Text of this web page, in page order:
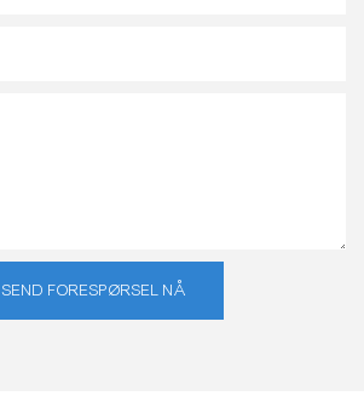
SEND FORESPØRSEL NÅ